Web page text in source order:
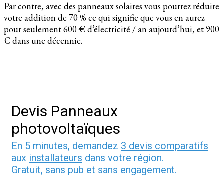
Par contre, avec des panneaux solaires vous pourrez réduire
votre addition de 70 % ce qui signifie que vous en aurez
pour seulement 600 € d’électricité / an aujourd’hui, et 900
€ dans une décennie.
Devis Panneaux
photovoltaïques
En 5 minutes, demandez 3 devis comparatifs
aux installateurs dans votre région.
Gratuit, sans pub et sans engagement.